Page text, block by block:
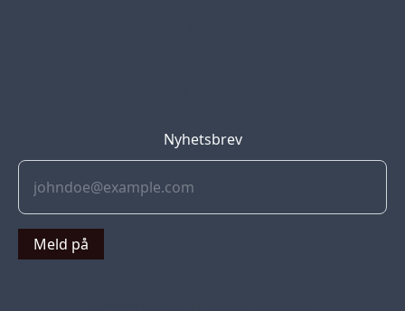
Nyhetsbrev
Meld på